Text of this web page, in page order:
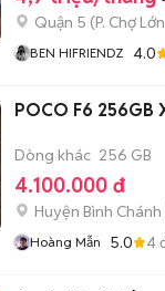
Quận 5 (P. Chợ Lớn
BEN HIFRIENDZ 4.0
POCO F6 256GB
Dòng khác 256 GB
4.100.000 đ
Huyện Bình Chánh
Hoàng Mẫn 5.0 4